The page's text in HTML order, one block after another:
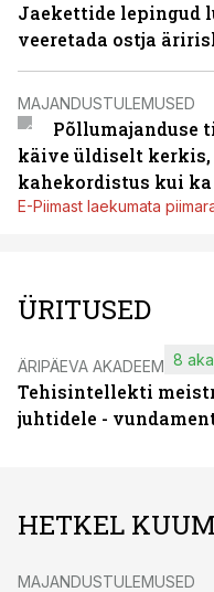
Jaekettide lepingud
veeretada ostja
MAJANDUSTULEMUSED
Põllumajanduse
käive üldiselt
kahekordistus kui
E-Piimast laekumata
ÜRITUSED
ÄRIPÄEVA AKADEEMIA
Tehisintellekti
juhtidele -
8
HETKEL KUUM
MAJANDUSTULEMUSED